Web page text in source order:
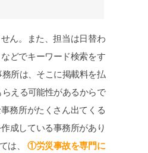
ん。また、担当は日替わ
でキーワード検索をす
所は、そこに掲載料を払
える可能性があるからで
務所がたくさん出てくる
成している事務所があり
は、 ①労災事故を専門に